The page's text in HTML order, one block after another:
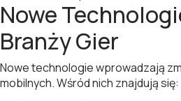
Nowe
Branży Gier
Nowe technologie wprowadzają
mobilnych. Wśród nich znajdują się: